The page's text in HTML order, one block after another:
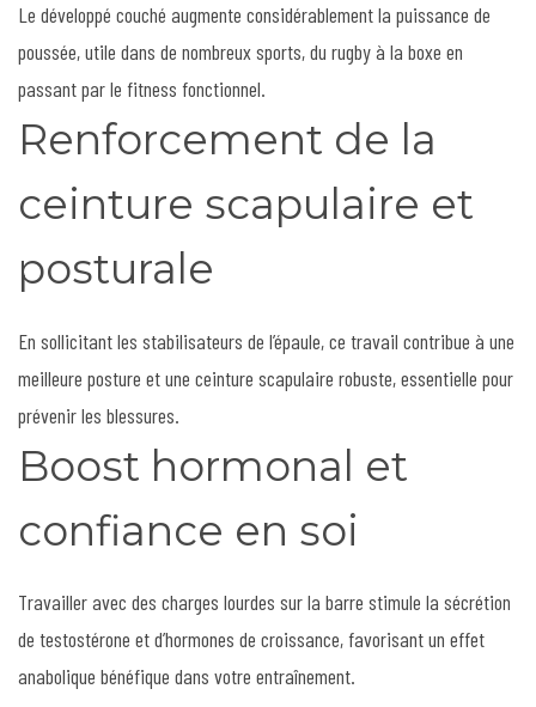
Le développé couché augmente considérablement la puissance de
poussée, utile dans de nombreux sports, du rugby à la boxe en
passant par le fitness fonctionnel.
Renforcement de la
ceinture scapulaire et
posturale
En sollicitant les stabilisateurs de l’épaule, ce travail contribue à une
meilleure posture et une ceinture scapulaire robuste, essentielle pour
prévenir les blessures.
Boost hormonal et
confiance en soi
Travailler avec des charges lourdes sur la barre stimule la sécrétion
de testostérone et d’hormones de croissance, favorisant un effet
anabolique bénéfique dans votre entraînement.